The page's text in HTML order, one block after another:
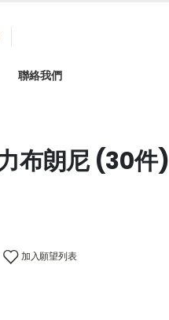
聯絡我們
布朗尼 (30件)
加入願望列表